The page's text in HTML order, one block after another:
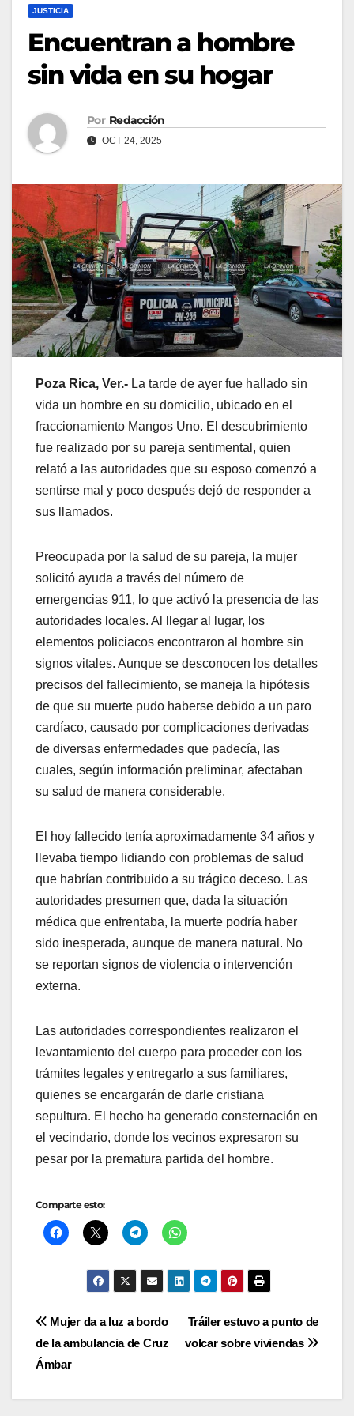
JUSTICIA
Encuentran a hombre
sin vida en su hogar
Por Redacción
OCT 24, 2025
Poza Rica, Ver.- La tarde de ayer fue hallado sin
vida un hombre en su domicilio, ubicado en el
fraccionamiento Mangos Uno. El descubrimiento
fue realizado por su pareja sentimental, quien
relató a las autoridades que su esposo comenzó a
sentirse mal y poco después dejó de responder a
sus llamados.
Preocupada por la salud de su pareja, la mujer
solicitó ayuda a través del número de
emergencias 911, lo que activó la presencia de las
autoridades locales. Al llegar al lugar, los
elementos policiacos encontraron al hombre sin
signos vitales. Aunque se desconocen los detalles
precisos del fallecimiento, se maneja la hipótesis
de que su muerte pudo haberse debido a un paro
cardíaco, causado por complicaciones derivadas
de diversas enfermedades que padecía, las
cuales, según información preliminar, afectaban
su salud de manera considerable.
El hoy fallecido tenía aproximadamente 34 años y
llevaba tiempo lidiando con problemas de salud
que habrían contribuido a su trágico deceso. Las
autoridades presumen que, dada la situación
médica que enfrentaba, la muerte podría haber
sido inesperada, aunque de manera natural. No
se reportan signos de violencia o intervención
externa.
Las autoridades correspondientes realizaron el
levantamiento del cuerpo para proceder con los
trámites legales y entregarlo a sus familiares,
quienes se encargarán de darle cristiana
sepultura. El hecho ha generado consternación en
el vecindario, donde los vecinos expresaron su
pesar por la prematura partida del hombre.
Comparte esto:
Navegación
de
entradas
Tráiler estuvo a punto de
volcar sobre viviendas
Mujer da a luz a bordo
de la ambulancia de Cruz
Ámbar